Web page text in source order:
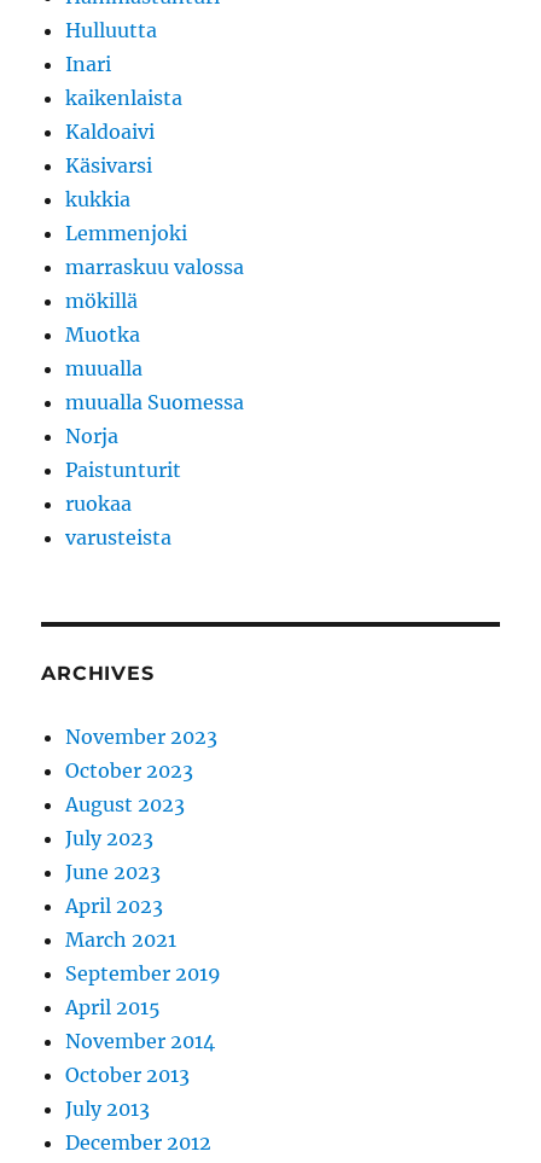
Hulluutta
Inari
kaikenlaista
Kaldoaivi
Käsivarsi
kukkia
Lemmenjoki
marraskuu valossa
mökillä
Muotka
muualla
muualla Suomessa
Norja
Paistunturit
ruokaa
varusteista
ARCHIVES
November 2023
October 2023
August 2023
July 2023
June 2023
April 2023
March 2021
September 2019
April 2015
November 2014
October 2013
July 2013
December 2012